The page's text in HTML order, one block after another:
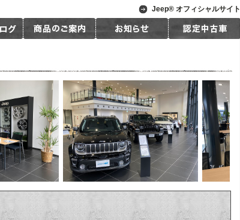
Jeep® オフィシャルサイト